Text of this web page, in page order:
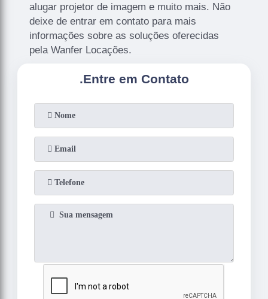
alugar projetor de imagem e muito mais. Não
deixe de entrar em contato para mais
informações sobre as soluções oferecidas
pela Wanfer Locações.
.Entre em Contato